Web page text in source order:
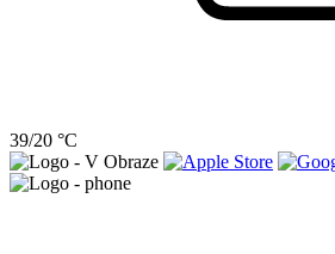
39/20 °C